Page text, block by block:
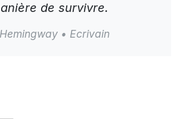
de survivre.
• Ecrivain